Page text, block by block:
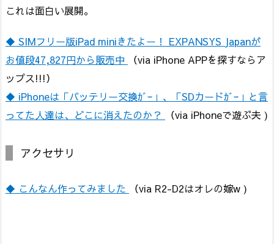
これは面白い展開。
◆ SIMフリー版iPad miniきたよー！ EXPANSYS Japanが
お値段47,827円から販売中
（via iPhone APPを探すならア
ップス!!!）
◆ iPhoneは「バッテリー交換ｶﾞｰ」、「SDカードｶﾞｰ」と言
ってた人達は、どこに消えたのか？
（via iPhoneで遊ぶ夫 )
アクセサリ
◆ こんなん作ってみました （via R2-D2はオレの嫁w )